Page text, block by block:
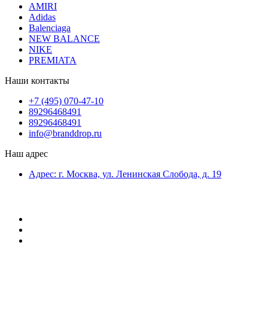
AMIRI
Adidas
Balenciaga
NEW BALANCE
NIKE
PREMIATA
Наши контакты
+7 (495) 070-47-10
89296468491
89296468491
info@branddrop.ru
Наш адрес
Адрес: г. Москва, ул. Ленинская Слобода, д. 19